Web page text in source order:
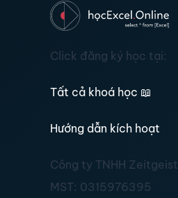
Click đăng ký học tại:
Tất cả khoá học 📖
Hướng dẫn kích hoạt
Công ty TNHH Zeitgeist
MST: 0315976395